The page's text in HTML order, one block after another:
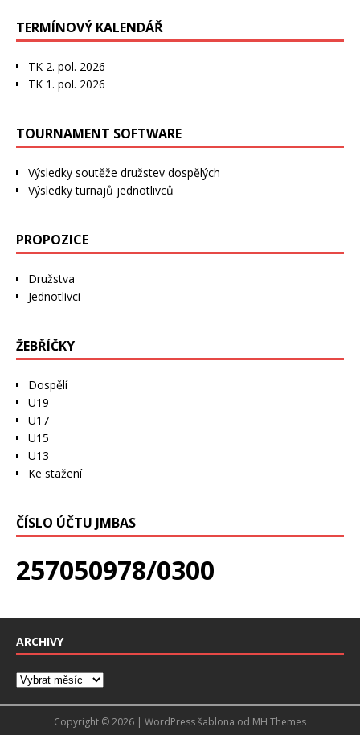
TERMÍNOVÝ KALENDÁŘ
TK 2. pol. 2026
TK 1. pol. 2026
TOURNAMENT SOFTWARE
Výsledky soutěže družstev dospělých
Výsledky turnajů jednotlivců
PROPOZICE
Družstva
Jednotlivci
ŽEBŘÍČKY
Dospělí
U19
U17
U15
U13
Ke stažení
ČÍSLO ÚČTU JMBAS
257050978/0300
ARCHIVY
Copyright © 2026 | WordPress šablona od MH Themes